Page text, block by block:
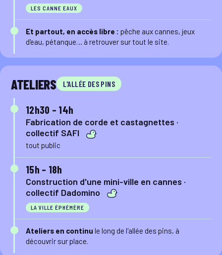
LES CANNE EAUX
Et partout, en accès libre : pêche aux cannes, jeux
d'eau, pétanque… à retrouver sur tout le site.
ATELIERS L'ALLÉE DES PINS
12h30 – 14h
Fabrication de corde et castagnettes ·
collectif SAFI
tout public
15h – 18h
Construction d'une mini-ville en cannes ·
collectif Dadomino
LA VILLE ÉPHÉMÈRE
Ateliers en continu le long de l'allée des pins, à
découvrir sur place.